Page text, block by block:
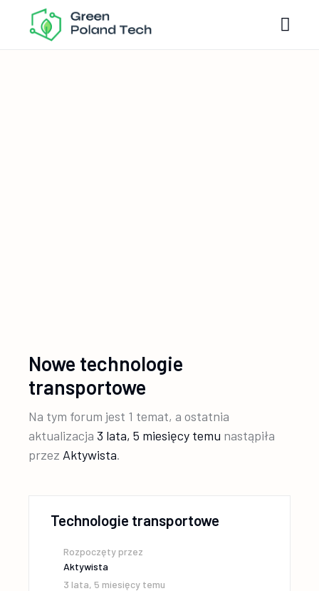
Nowe technologie
transportowe
Na tym forum jest 1 temat, a ostatnia
aktualizacja 3 lata, 5 miesięcy temu nastąpiła
przez Aktywista.
Technologie transportowe
Rozpoczęty przez
Aktywista
3 lata, 5 miesięcy temu